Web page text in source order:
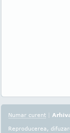
Numar curent |
Reproducerea,